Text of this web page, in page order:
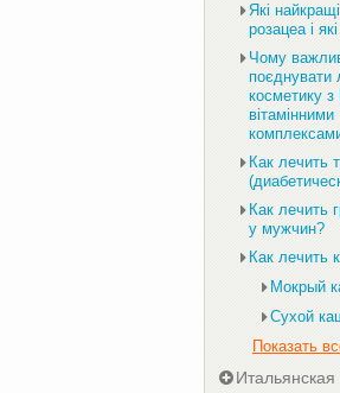
Які
розацеа і
Чому
поєднувати
косметику
вітамінними
Как лечить
Как лечить
у мужчин?
Как лечить
Мокрый
Сухой
Показать
Итальянская